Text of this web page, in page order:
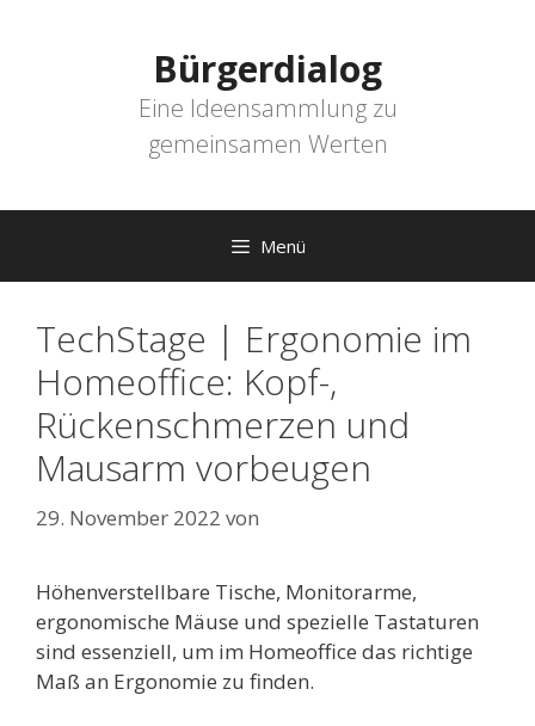
Bürgerdialog
Eine Ideensammlung zu
gemeinsamen Werten
Menü
TechStage | Ergonomie im
Homeoffice: Kopf-,
Rückenschmerzen und
Mausarm vorbeugen
29. November 2022 von
Höhenverstellbare Tische, Monitorarme,
ergonomische Mäuse und spezielle Tastaturen
sind essenziell, um im Homeoffice das richtige
Maß an Ergonomie zu finden.